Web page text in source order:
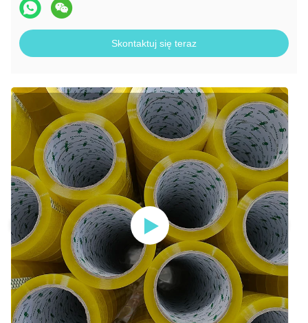
Skontaktuj się teraz